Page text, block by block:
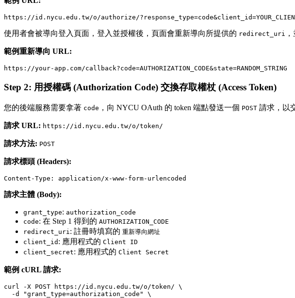
使用者會被導向登入頁面，登入並授權後，頁面會重新導向所提供的 redirect_uri
範例重新導向 URL:
Step 2: 用授權碼 (Authorization Code) 交換存取權杖 (Access Token)
您的後端服務需要拿著 code ，向 NYCU OAuth 的 token 端點發送一個 POST 請求，以
請求 URL: https://id.nycu.edu.tw/o/token/
請求方法: POST
請求標頭 (Headers):
請求主體 (Body):
grant_type: authorization_code
code: 在 Step 1 得到的 AUTHORIZATION_CODE
redirect_uri : 註冊時填寫的 重新導向網址
client_id : 應用程式的 Client ID
client_secret: 應用程式的 Client Secret
範例 cURL 請求:
curl -X POST https://id.nycu.edu.tw/o/token/ \
  -d "grant_type=authorization_code" \